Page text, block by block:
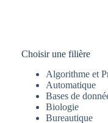
Choisir une filière
Algorithme et
Automatique
Bases de
Biologie
Bureautique